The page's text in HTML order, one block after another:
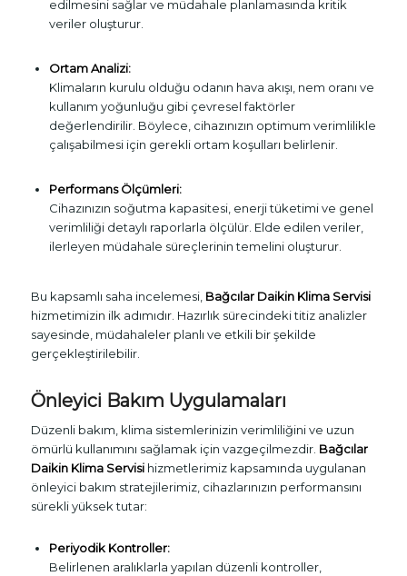
edilmesini sağlar ve müdahale planlamasında kritik
veriler oluşturur.
Ortam Analizi:
Klimaların kurulu olduğu odanın hava akışı, nem oranı ve
kullanım yoğunluğu gibi çevresel faktörler
değerlendirilir. Böylece, cihazınızın optimum verimlilikle
çalışabilmesi için gerekli ortam koşulları belirlenir.
Performans Ölçümleri:
Cihazınızın soğutma kapasitesi, enerji tüketimi ve genel
verimliliği detaylı raporlarla ölçülür. Elde edilen veriler,
ilerleyen müdahale süreçlerinin temelini oluşturur.
Bu kapsamlı saha incelemesi, Bağcılar Daikin Klima Servisi
hizmetimizin ilk adımıdır. Hazırlık sürecindeki titiz analizler
sayesinde, müdahaleler planlı ve etkili bir şekilde
gerçekleştirilebilir.
Önleyici Bakım Uygulamaları
Düzenli bakım, klima sistemlerinizin verimliliğini ve uzun
ömürlü kullanımını sağlamak için vazgeçilmezdir. Bağcılar
Daikin Klima Servisihizmetlerimiz kapsamında uygulanan
önleyici bakım stratejilerimiz, cihazlarınızın performansını
sürekli yüksek tutar:
Periyodik Kontroller:
Belirlenen aralıklarla yapılan düzenli kontroller,